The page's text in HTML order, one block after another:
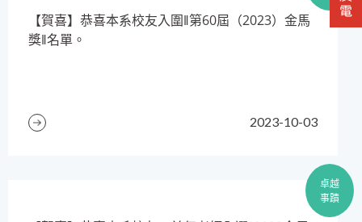
2023-10-03
【賀喜】恭喜本系校友入圍‖第60屆（2023）金馬
獎‖名單。
卓越
事蹟